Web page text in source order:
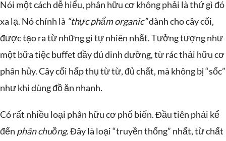
Nói một cách dễ hiểu, phân hữu cơ không phải là thứ gì đó
xa lạ. Nó chính là “thực phẩm organic”dành cho cây cối,
được tạo ra từ những gì tự nhiên nhất. Tưởng tượng như
một bữa tiệc buffet đầy đủ dinh dưỡng, từ rác thải hữu cơ
phân hủy. Cây cối hấp thụ từ từ, đủ chất, mà không bị “sốc”
như khi dùng đồ ăn nhanh.
Có rất nhiều loại phân hữu cơ phổ biến. Đầu tiên phải kể
đến phân chuồng. Đây là loại “truyền thống” nhất, từ chất